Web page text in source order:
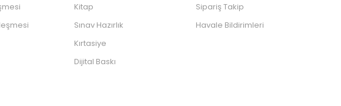
Kitap
Sınav Hazırlık
Kırtasiye
Dijital Baskı
Sipariş Takip
Havale Bildirimleri